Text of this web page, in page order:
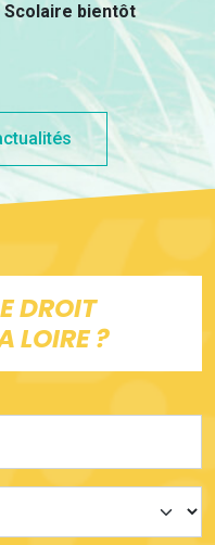
bientôt
DROIT
LOIRE ?